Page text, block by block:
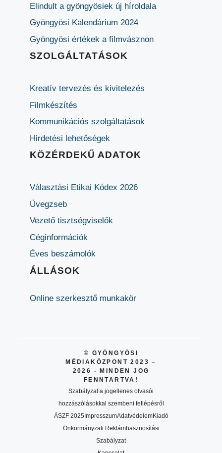
Elindult a gyöngyösiek új híroldala
Gyöngyösi Kalendárium 2024
Gyöngyösi értékek a filmvásznon
SZOLGÁLTATÁSOK
Kreatív tervezés és kivitelezés
Filmkészítés
Kommunikációs szolgáltatások
Hirdetési lehetőségek
KÖZÉRDEKŰ ADATOK
Választási Etikai Kódex 2026
Üvegzseb
Vezető tisztségviselők
Céginformációk
Éves beszámolók
ÁLLÁSOK
Online szerkesztő munkakör
© GYÖNGYÖSI
MÉDIAKÖZPONT 2023 –
2026 - MINDEN JOG
FENNTARTVA!
Szabályzat a jogellenes olvasói
hozzászólásokkal szembeni fellépésről
ÁSZF 2025ImpresszumAdatvédelemKiadó
Önkormányzati Reklámhasznosítási
Szabályzat